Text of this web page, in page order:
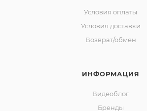
Условия оплаты
Условия доставки
Возврат/обмен
ИНФОРМАЦИЯ
Видеоблог
Бренды